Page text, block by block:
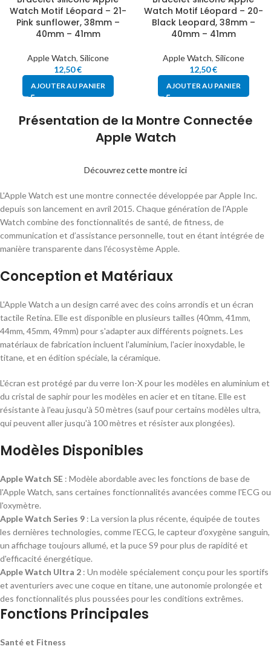
Watch Motif Léopard – 21-
Pink sunflower, 38mm –
40mm – 41mm
Apple Watch, Silicone
12,50€
AJOUTER AU PANIER
Watch Motif Léopard – 20-
Black Leopard, 38mm –
40mm – 41mm
Apple Watch, Silicone
12,50€
AJOUTER AU PANIER
Présentation de la Montre Connectée
Apple Watch
Découvrez cette montre ici
L'Apple Watch est une montre connectée développée par Apple Inc.
depuis son lancement en avril 2015. Chaque génération de l'Apple
Watch combine des fonctionnalités de santé, de fitness, de
communication et d’assistance personnelle, tout en étant intégrée de
manière transparente dans l'écosystème Apple.
Conception et Matériaux
L'Apple Watch a un design carré avec des coins arrondis et un écran
tactile Retina. Elle est disponible en plusieurs tailles (40mm, 41mm,
44mm, 45mm, 49mm) pour s'adapter aux différents poignets. Les
matériaux de fabrication incluent l'aluminium, l'acier inoxydable, le
titane, et en édition spéciale, la céramique.
L'écran est protégé par du verre Ion-X pour les modèles en aluminium et
du cristal de saphir pour les modèles en acier et en titane. Elle est
résistante à l'eau jusqu'à 50 mètres (sauf pour certains modèles ultra,
qui peuvent aller jusqu'à 100 mètres et résister aux plongées).
Modèles Disponibles
Apple Watch SE : Modèle abordable avec les fonctions de base de
l'Apple Watch, sans certaines fonctionnalités avancées comme l'ECG ou
l'oxymètre.
Apple Watch Series 9 : La version la plus récente, équipée de toutes
les dernières technologies, comme l'ECG, le capteur d'oxygène sanguin,
un affichage toujours allumé, et la puce S9 pour plus de rapidité et
d'efficacité énergétique.
Apple Watch Ultra 2 : Un modèle spécialement conçu pour les sportifs
et aventuriers avec une coque en titane, une autonomie prolongée et
des fonctionnalités plus poussées pour les conditions extrêmes.
Fonctions Principales
Santé et Fitness